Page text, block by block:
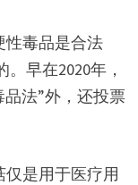
性毒品是合法
早在2020年，
法”外，还投票
是用于医疗用